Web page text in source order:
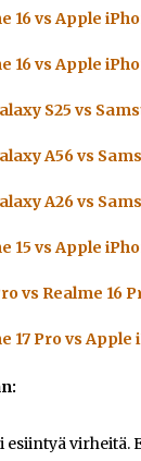
16 vs Apple
16 vs Apple
S25 vs
A56 vs
A26 vs
15 vs Apple
vs Realme 16
17 Pro vs Apple
esiintyä virheitä.